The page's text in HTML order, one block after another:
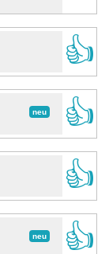
👍
neu
👍
👍
neu
👍